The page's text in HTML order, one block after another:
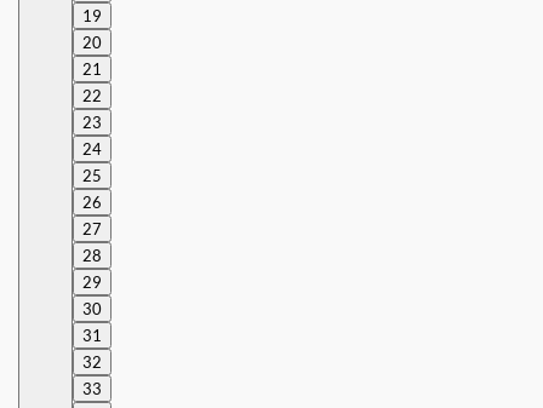
19
20
21
22
23
24
25
26
27
28
29
30
31
32
33